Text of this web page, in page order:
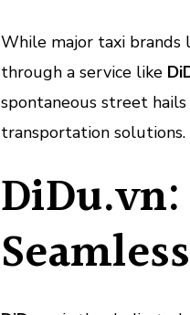
While major taxi brands
through a service like
spontaneous street
transportation solutions.